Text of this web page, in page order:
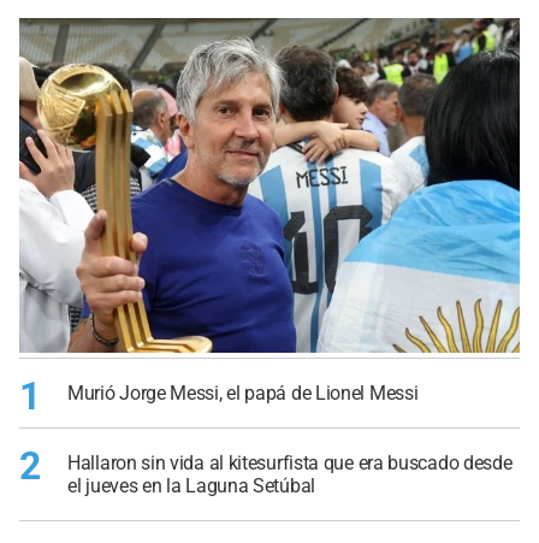
1 Murió Jorge Messi, el papá de Lionel Messi
2
Hallaron sin vida al kitesurfista que era buscado desde
el jueves en la Laguna Setúbal